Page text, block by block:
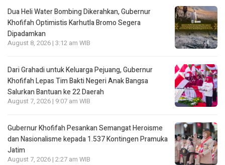
Dua Heli Water Bombing Dikerahkan, Gubernur
Khofifah Optimistis Karhutla Bromo Segera
Dipadamkan
August 8, 2026 | 3:12 am WIB
Dari Grahadi untuk Keluarga Pejuang, Gubernur
Khofifah Lepas Tim Bakti Negeri Anak Bangsa
Salurkan Bantuan ke 22 Daerah
August 7, 2026 | 9:07 am WIB
Gubernur Khofifah Pesankan Semangat Heroisme
dan Nasionalisme kepada 1.537 Kontingen Pramuka
Jatim
August 7, 2026 | 2:27 am WIB